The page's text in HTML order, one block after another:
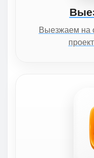
Выезжаем на